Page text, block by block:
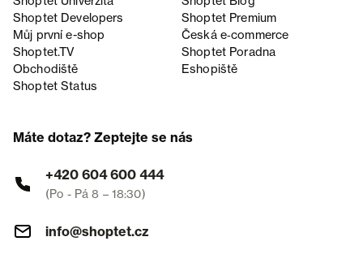
Shoptet Developers
Shoptet Premium
Můj první e-shop
Česká e‑commerce
Shoptet.TV
Shoptet Poradna
Obchodiště
Eshopiště
Shoptet Status
Máte dotaz? Zeptejte se nás
+420 604 600 444
(Po - Pá 8 – 18:30)
info@shoptet.cz